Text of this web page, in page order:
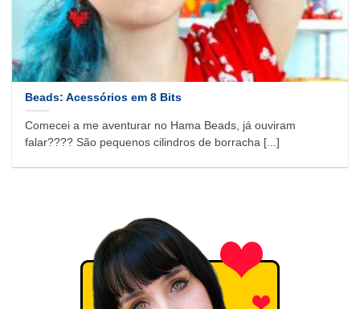
Beads: Acessórios em 8 Bits
Comecei a me aventurar no Hama Beads, já ouviram
falar???? São pequenos cilindros de borracha [...]